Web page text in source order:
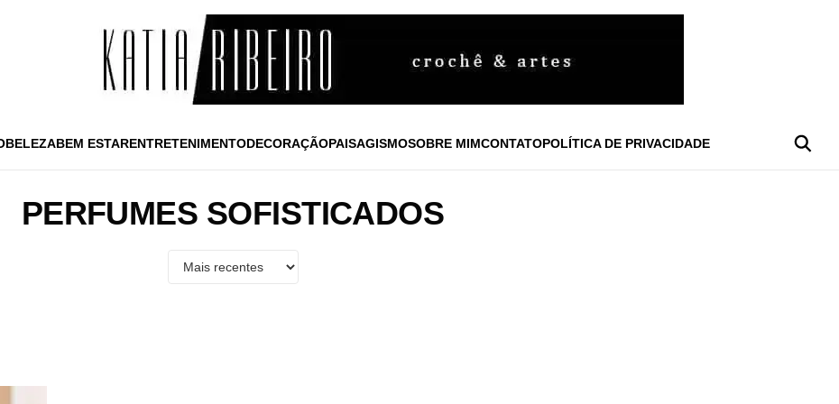
BELEZABEM ESTARENTRETENIMENTODECORAÇÃOPAISAGISMOSOBRE MIMCONTATOPOLÍTICA DE PRIVACIDADE
PERFUMES SOFISTICADOS